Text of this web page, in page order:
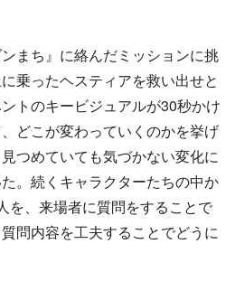
まち』に絡んだミッションに挑
乗ったヘスティアを救い出せと
トのキービジュアルが30秒かけ
どこが変わっていくのかを挙げ
つめていても気づかない変化に
。続くキャラクターたちの中か
を、来場者に質問をすることで
問内容を工夫することでどうに